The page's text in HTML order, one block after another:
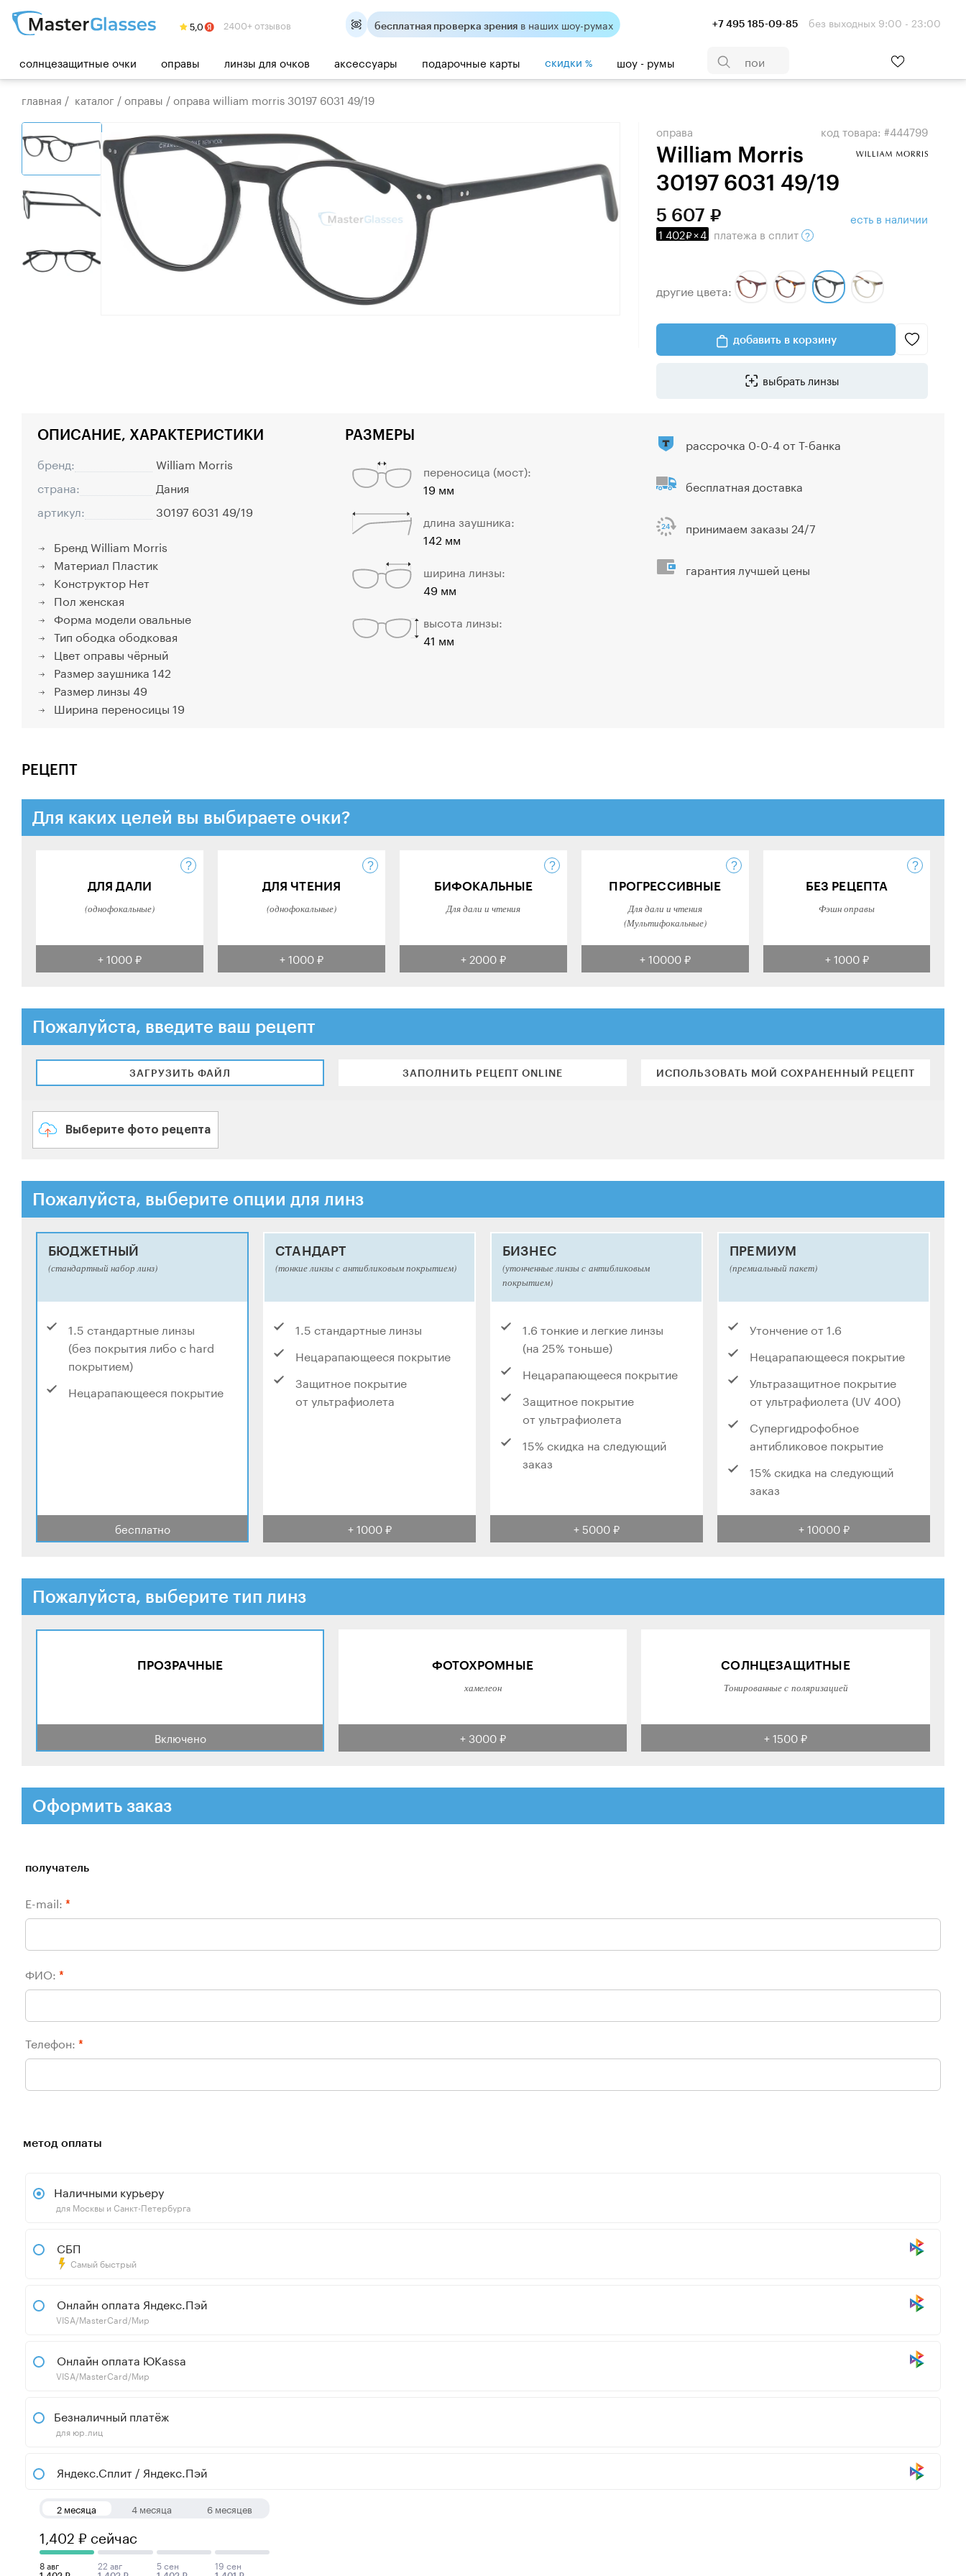
2400+ отзывов +7 495 185-09-85 без выходных 9:00 - 23:00
бесплатная проверка зрения в наших шоу-румах
солнцезащитные очки оправы линзы для очков аксессуары подарочные карты скидки % шоу - румы
главная / каталог /оправы /оправа william morris 30197 6031 49/19
оправа
William Morris
30197 6031 49/19
код товара: #444799
5 607
1 402 ×4 платежа в сплит
есть в наличии
другие цвета:
добавить в корзину
выбрать линзы
ОПИСАНИЕ, ХАРАКТЕРИСТИКИ
бренд:
William Morris
страна:
Дания
артикул:
30197 6031 49/19
Бренд William Morris
Материал Пластик
Конструктор Нет
Пол женская
Форма моделиовальные
Тип ободка ободковая
Цвет оправы чёрный
Размер заушника 142
Размер линзы 49
Ширина переносицы 19
РАЗМЕРЫ
переносица (мост):
19 мм
длина заушника:
142 мм
ширина линзы:
49 мм
высота линзы:
41 мм
рассрочка 0-0-4 от Т-банка
бесплатная доставка
принимаем заказы 24/7
гарантия лучшей цены
РЕЦЕПТ
Для каких целей вы выбираете очки?
ДЛЯ ДАЛИ
(однофокальные)
+ 1000 ₽
ДЛЯ ЧТЕНИЯ
(однофокальные)
+ 1000 ₽
БИФОКАЛЬНЫЕ
Для дали и чтения
+ 2000 ₽
ПРОГРЕССИВНЫЕ
Для дали и чтения
(Мультифокальные)
+ 10000 ₽
БЕЗ РЕЦЕПТА
Фэшн оправы
+ 1000 ₽
Пожалуйста, введите ваш рецепт
ЗАГРУЗИТЬ ФАЙЛ ЗАПОЛНИТЬ РЕЦЕПТ ONLINE ИСПОЛЬЗОВАТЬ МОЙ СОХРАНЕННЫЙ РЕЦЕПТ
Выберите фото рецепта
Пожалуйста, выберите опции для линз
БЮДЖЕТНЫЙ
(стандартный набор линз)
1.5 стандартные линзы
(без покрытия либо с hard
покрытием)
Нецарапающееся покрытие
бесплатно
СТАНДАРТ
(тонкие линзы с антибликовым покрытием)
1.5 стандартные линзы
Нецарапающееся покрытие
Защитное покрытие
от ультрафиолета
+ 1000 ₽
БИЗНЕС
(утонченные линзы с антибликовым
покрытием)
1.6 тонкие и легкие линзы
(на 25% тоньше)
Нецарапающееся покрытие
Защитное покрытие
от ультрафиолета
15% скидка на следующий
заказ
+ 5000 ₽
ПРЕМИУМ
(премиальный пакет)
Утончение от 1.6
Нецарапающееся покрытие
Ультразащитное покрытие
от ультрафиолета (UV 400)
Супергидрофобное
антибликовое покрытие
15% скидка на следующий
заказ
+ 10000 ₽
Пожалуйста, выберите тип линз
ПРОЗРАЧНЫЕ
Включено
ФОТОХРОМНЫЕ
хамелеон
+ 3000 ₽
СОЛНЦЕЗАЩИТНЫЕ
Тонированные с поляризацией
+ 1500 ₽
Оформить заказ
получатель
E-mail: *
ФИО: *
Телефон: *
метод оплаты
Наличными курьеру
для Москвы и Санкт-Петербурга
СБП
Самый быстрый
Онлайн оплата Яндекс.Пэй
VISA/MasterCard/Мир
Онлайн оплата ЮKassa
VISA/MasterCard/Мир
Безналичный платёж
для юр.лиц
Яндекс.Сплит / Яндекс.Пэй
2 месяца 4 месяца 6 месяцев
1,402 ₽ сейчас
8 авг 22 авг 5 сен 19 сен